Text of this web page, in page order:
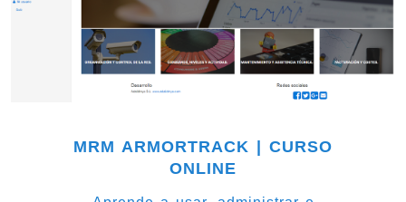
MRM ARMORTRACK | CURSO
ONLINE